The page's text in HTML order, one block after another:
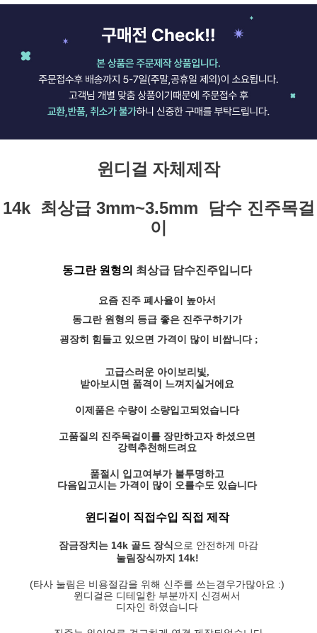
윈디걸 자체제작
14k 최상급 3mm~3.5mm 담수 진주목걸
이
동그란 원형의 최상급 담수진주입니다
요즘 진주 폐사율이 높아서
동그란 원형의 등급 좋은 진주구하기가
굉장히 힘들고 있으면 가격이 많이 비쌉니다 ;
고급스러운 아이보리빛,
받아보시면 품격이 느껴지실거에요
이제품은 수량이 소량입고되었습니다
고품질의 진주목걸이를 장만하고자 하셨으면
강력추천해드려요
품절시 입고여부가 불투명하고
다음입고시는 가격이 많이 오를수도 있습니다
윈디걸이 직접수입 직접 제작
잠금장치는 14k 골드 장식 으로 안전하게 마감
눌림장식까지 14k!
(타사 눌림은 비용절감을 위해 신주를 쓰는경우가많아요 :)
윈디걸은 디테일한 부분까지 신경써서
디자인 하였습니다